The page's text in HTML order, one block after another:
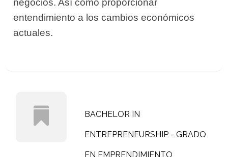
negocios. Así como proporcionar
entendimiento a los cambios económicos
actuales.
BACHELOR IN
ENTREPRENEURSHIP - GRADO
EN EMPRENDIMIENTO